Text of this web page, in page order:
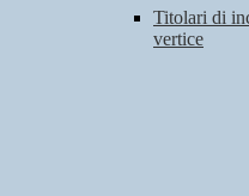
Titolari di
vertice